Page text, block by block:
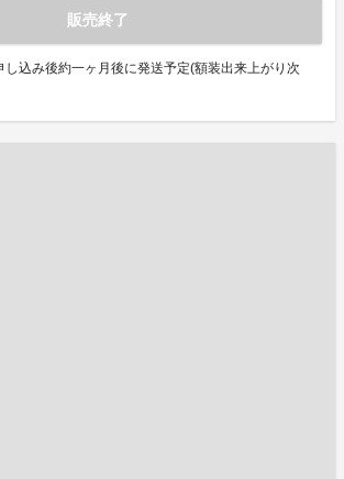
販売終了
し込み後約一ヶ月後に発送予定(額装出来上がり次